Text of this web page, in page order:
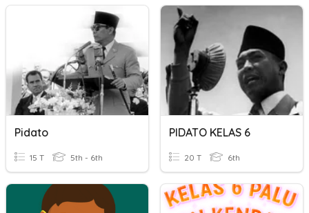
Pidato
15 T 5th - 6th
PIDATO KELAS 6
20 T 6th